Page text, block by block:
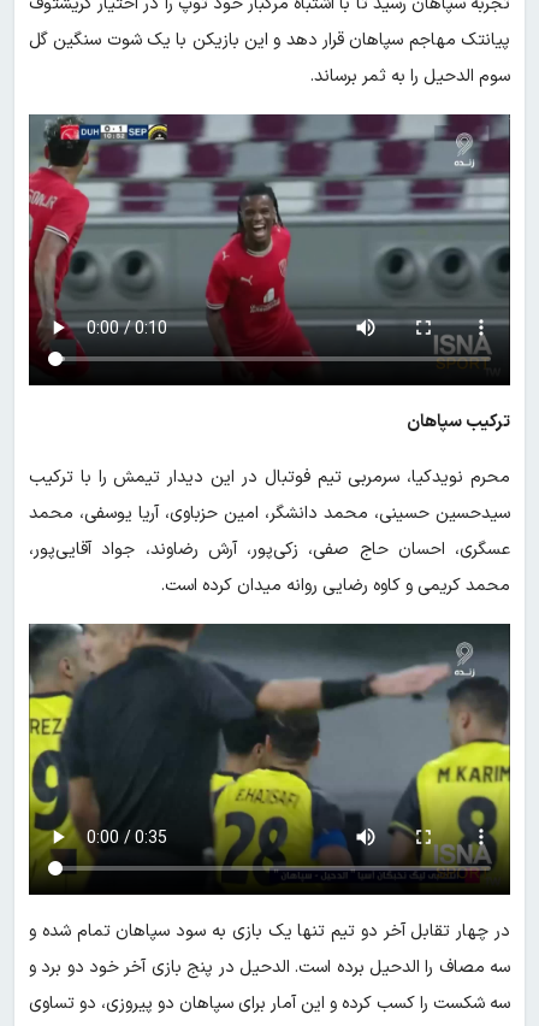
پیانتک مهاجم سپاهان قرار دهد و این بازیکن با یک شوت سنگین گل
سوم الدحیل را به ثمر برساند.
ترکیب سپاهان
محرم نویدکیا، سرمربی تیم فوتبال در این دیدار تیمش را با ترکیب
سیدحسین حسینی، محمد دانشگر، امین حزباوی، آریا یوسفی، محمد
عسگری، احسان حاج صفی، زکی‌پور، آرش رضاوند، جواد آقایی‌پور،
محمد کریمی و کاوه رضایی روانه میدان کرده است.
در چهار تقابل آخر دو تیم تنها یک بازی به سود سپاهان تمام شده و
سه مصاف را الدحیل برده است. الدحیل در پنج بازی آخر خود دو برد و
سه شکست را کسب کرده و این آمار برای سپاهان دو پیروزی، دو تساوی